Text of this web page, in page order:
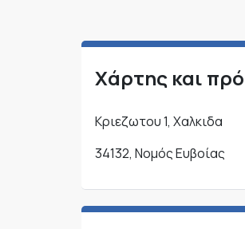
Χάρτης και
Κριεζωτου 1, Χαλκιδα
34132, Νομός Ευβοίας